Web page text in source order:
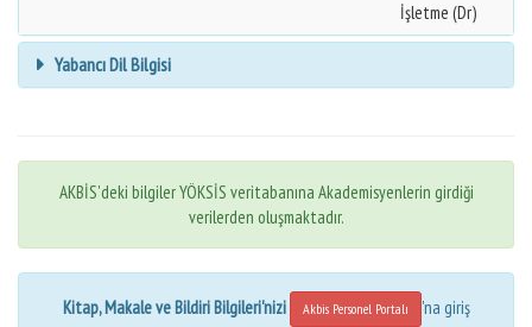
İşletme (Dr)
Yabancı Dil Bilgisi
AKBİS'deki bilgiler YÖKSİS veritabanına Akademisyenlerin girdiği
verilerden oluşmaktadır.
Kitap, Makale ve Bildiri Bilgileri'nizi Akbis Personel Portalı 'na giriş